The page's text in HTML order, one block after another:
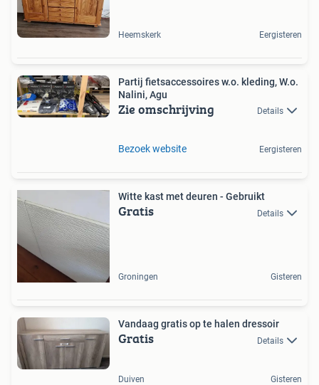
Heemskerk Eergisteren
Partij fietsaccessoires w.o. kleding, W.o.
Nalini, Agu
Zie omschrijving Details
Bezoek website Eergisteren
Witte kast met deuren - Gebruikt
Gratis Details
Groningen Gisteren
Vandaag gratis op te halen dressoir
Gratis Details
Duiven Gisteren